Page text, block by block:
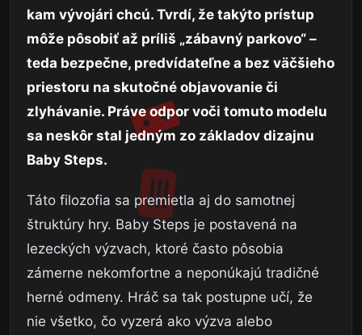
kam vývojári chcú. Tvrdí, že takýto prístup
môže pôsobiť až príliš „zábavný parkovo“ –
teda bezpečne, predvídateľne a bez väčšieho
priestoru na skutočné objavovanie či
zlyhávanie. Práve odpor voči tomuto modelu
sa neskôr stal jedným zo základov dizajnu
Baby Steps.
Táto filozofia sa premietla aj do samotnej
štruktúry hry. Baby Steps je postavená na
lezeckých výzvach, ktoré často pôsobia
zámerne nekomfortne a neponúkajú tradičné
herné odmeny. Hráč sa tak postupne učí, že
nie všetko, čo vyzerá ako výzva alebo